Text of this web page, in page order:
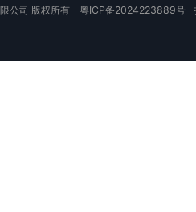
公司 版权所有 粤ICP备2024223889号